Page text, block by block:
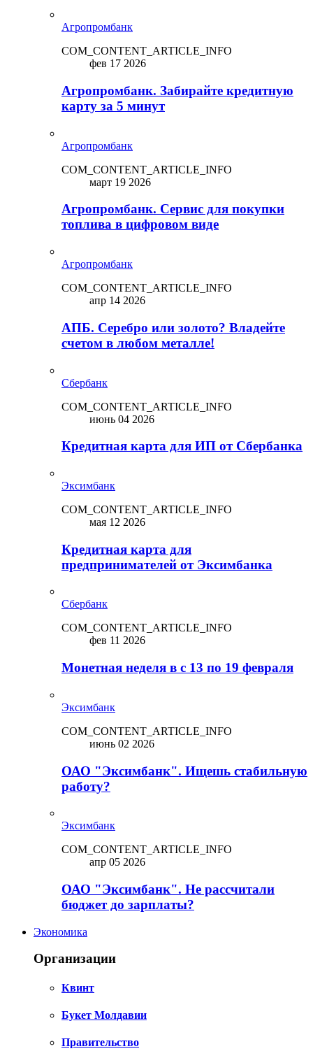
Агропромбанк
COM_CONTENT_ARTICLE_INFO
фев 17 2026
Агропромбанк. Забирайте кредитную
карту за 5 минут
Агропромбанк
COM_CONTENT_ARTICLE_INFO
март 19 2026
Агропромбанк. Сервис для покупки
топлива в цифровом виде
Агропромбанк
COM_CONTENT_ARTICLE_INFO
апр 14 2026
АПБ. Серебро или золото? Владейте
счетом в любом металле!
Сбербанк
COM_CONTENT_ARTICLE_INFO
июнь 04 2026
Кредитная карта для ИП от Сбербанка
Эксимбанк
COM_CONTENT_ARTICLE_INFO
мая 12 2026
Кредитная карта для
предпринимателей от Эксимбанка
Сбербанк
COM_CONTENT_ARTICLE_INFO
фев 11 2026
Монетная неделя в с 13 по 19 февраля
Эксимбанк
COM_CONTENT_ARTICLE_INFO
июнь 02 2026
ОАО "Эксимбанк". Ищешь стабильную
работу?
Эксимбанк
COM_CONTENT_ARTICLE_INFO
апр 05 2026
ОАО "Эксимбанк". Не рассчитали
бюджет до зарплаты?
Экономика
Организации
Квинт
Букет Молдавии
Правительство